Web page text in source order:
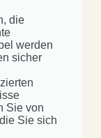
die
werden
sicher
Sie von
Sie sich